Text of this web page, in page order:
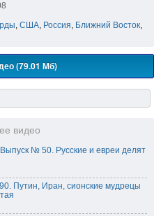
, США, Россия, Ближний Восток,
(79.01 Мб)
видео
№ 50. Русские и евреи делят
Путин, Иран, сионские мудрецы